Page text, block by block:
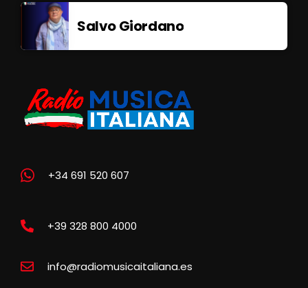
Salvo Giordano
+34 691 520 607
+39 328 800 4000
info@radiomusicaitaliana.es